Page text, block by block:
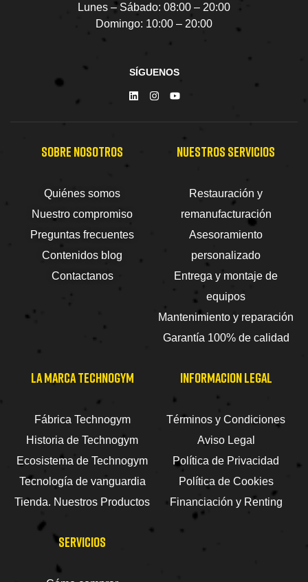
Lunes – Sábado: 08:00 – 20:00
Domingo: 10:00 – 20:00
SÍGUENOS
SOBRE NOSOTROS
Quiénes somos
Nuestro compromiso
Preguntas frecuentes
Contenidos blog
Contactanos
NUESTROS SERVICIOS
Restauración y
remanufacturación
Asesoramiento
personalizado
Entrega y montaje de
equipos
Mantenimiento y reparación
Garantía 100% de calidad
LA MARCA TECHNOGYM
Fábrica Technogym
Historia de Technogym
Ecosistema de Technogym
Tecnología de vanguardia
Tienda. Nuestros Productos
INFORMACION LEGAL
Términos y Condiciones
Aviso Legal
Política de Privacidad
Política de Cookies
Financiación y Renting
SERVICIOS